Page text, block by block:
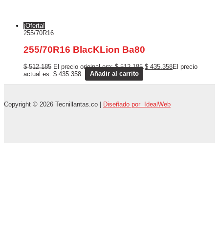
¡Oferta!
255/70R16
255/70R16 BlacKLion Ba80
$512.185 El precio original era: $ 512.185. $ 435.358El precio
actual es: $ 435.358.
Añadir al carrito
Copyright © 2026 Tecnillantas.co | Diseñado por IdealWeb